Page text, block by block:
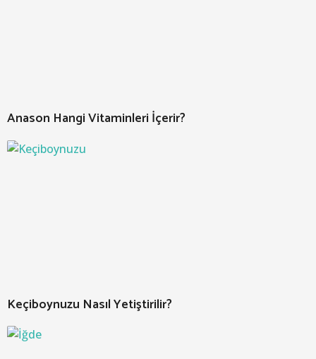
Anason Hangi Vitaminleri İçerir?
Keçiboynuzu Nasıl Yetiştirilir?